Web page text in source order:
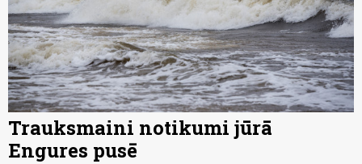
Trauksmaini notikumi jūrā
Engures pusē